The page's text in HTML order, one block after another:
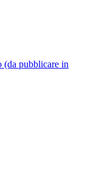
(da pubblicare in